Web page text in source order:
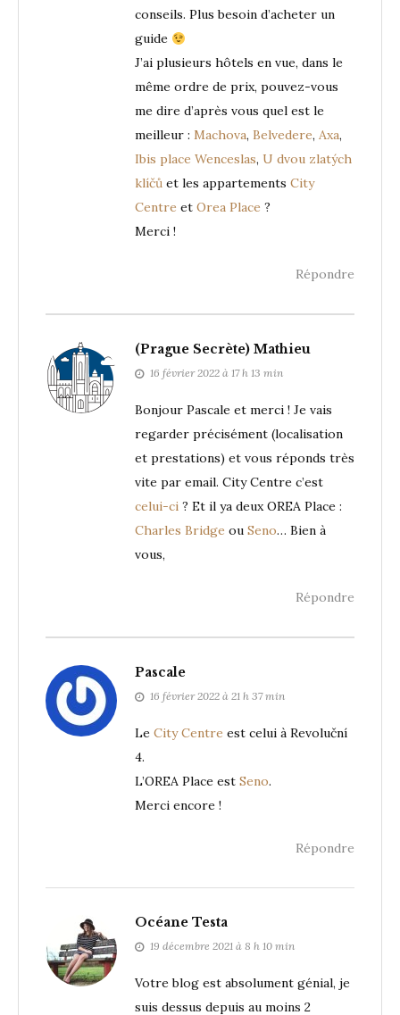
conseils. Plus besoin d’acheter un
guide
J’ai plusieurs hôtels en vue, dans le
même ordre de prix, pouvez-vous
me dire d’après vous quel est le
meilleur : Machova, Belvedere, Axa,
Ibis place Wenceslas, U dvou zlatých
klíčů et les appartements City
Centre et Orea Place ?
Merci !
Répondre
(Prague Secrète) Mathieu
16 février 2022 à 17 h 13 min
Bonjour Pascale et merci ! Je vais
regarder précisément (localisation
et prestations) et vous réponds très
vite par email. City Centre c’est
celui-ci ? Et il ya deux OREA Place :
Charles Bridge ou Seno… Bien à
vous,
Répondre
Pascale
16 février 2022 à 21 h 37 min
Le City Centre est celui à Revoluční
4.
L’OREA Place est Seno.
Merci encore !
Répondre
Océane Testa
19 décembre 2021 à 8 h 10 min
Votre blog est absolument génial, je
suis dessus depuis au moins 2